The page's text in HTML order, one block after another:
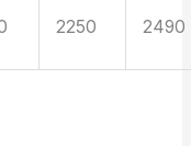
2250 2490